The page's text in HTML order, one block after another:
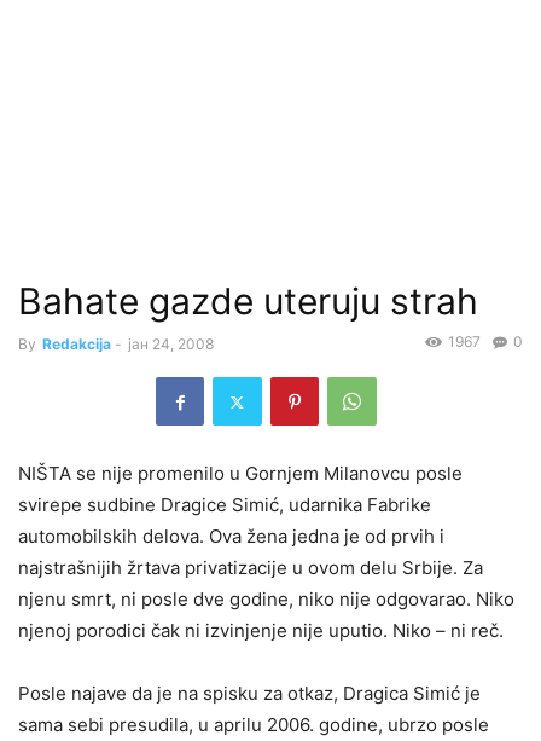
Bahate gazde uteruju strah
By Redakcija - јан 24, 2008 0
1967
NIŠTA se nije promenilo u Gornjem Milanovcu posle
svirepe sudbine Dragice Simić, udarnika Fabrike
automobilskih delova. Ova žena jedna je od prvih i
najstrašnijih žrtava privatizacije u ovom delu Srbije. Za
njenu smrt, ni posle dve godine, niko nije odgovarao. Niko
njenoj porodici čak ni izvinjenje nije uputio. Niko – ni reč.
Posle najave da je na spisku za otkaz, Dragica Simić je
sama sebi presudila, u aprilu 2006. godine, ubrzo posle